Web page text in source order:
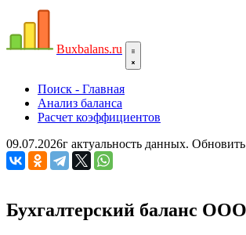
Buxbalans.ru
Поиск - Главная
Анализ баланса
Расчет коэффициентов
09.07.2026г актуальность данных.
Бухгалтерский баланс